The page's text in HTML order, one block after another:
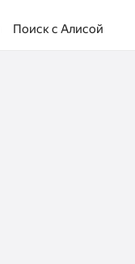
Поиск с Алисой